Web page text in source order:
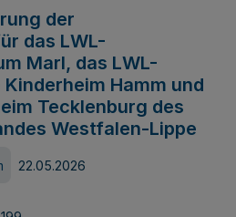
der
das LWL-
Marl, das LWL-
Hamm und
Tecklenburg des
Westfalen-Lippe
22.05.2026